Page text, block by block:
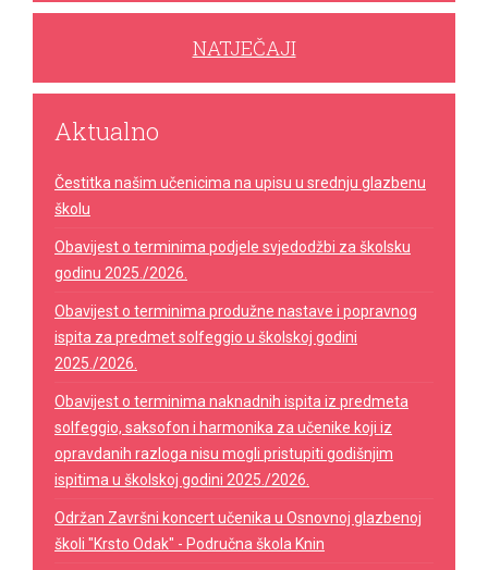
NATJEČAJI
Aktualno
Čestitka našim učenicima na upisu u srednju glazbenu
školu
Obavijest o terminima podjele svjedodžbi za školsku
godinu 2025./2026.
Obavijest o terminima produžne nastave i popravnog
ispita za predmet solfeggio u školskoj godini
2025./2026.
Obavijest o terminima naknadnih ispita iz predmeta
solfeggio, saksofon i harmonika za učenike koji iz
opravdanih razloga nisu mogli pristupiti godišnjim
ispitima u školskoj godini 2025./2026.
Održan Završni koncert učenika u Osnovnoj glazbenoj
školi "Krsto Odak" - Područna škola Knin